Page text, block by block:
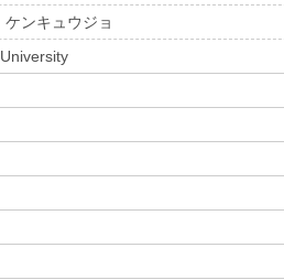
ンキュウジョ